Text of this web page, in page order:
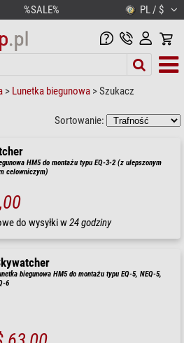
%SALE% PL / $
> Lunetka biegunowa >Szukacz
Sortowanie:
HM5 do montażu typu EQ-3-2 (z ulepszonym
celowniczym)
do wysyłki w24 godziny
biegunowa HM5 do montażu typu EQ-5, NEQ-5,
6